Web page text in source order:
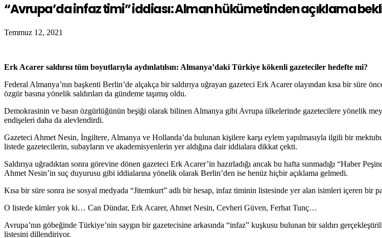
“Avrupa’da infaz timi” iddiası: Alman hükümetinden açıklama
Temmuz 12, 2021
Erk Acarer saldırısı tüm boyutlarıyla aydınlatılsın: Almanya’daki Türkiye kökenli gazeteciler hedefte mi?
Federal Almanya’nın başkenti Berlin’de alçakça bir saldırıya uğrayan gazeteci Erk Acarer olayından kısa bir süre
özgür basına yönelik saldırıları da gündeme taşımış oldu.
Demokrasinin ve basın özgürlüğünün beşiği olarak bilinen Almanya gibi Avrupa ülkelerinde gazetecilere yönelik
endişeleri daha da alevlendirdi.
Gazeteci Ahmet Nesin, İngiltere, Almanya ve Hollanda’da bulunan kişilere karşı eylem yapılmasıyla ilgili bir
listede gazetecilerin, subayların ve akademisyenlerin yer aldığına dair iddialara dikkat çekti.
Saldırıya uğradıktan sonra görevine dönen gazeteci Erk Acarer’in hazırladığı ancak bu hafta sunmadığı “Haber
Ahmet Nesin’in suç duyurusu gibi iddialarına yönelik olarak Berlin’den ise henüz hiçbir açıklama gelmedi.
Kısa bir süre sonra ise sosyal medyada “Jitemkurt” adlı bir hesap, infaz timinin listesinde yer alan isimleri içeren bir
O listede kimler yok ki… Can Dündar, Erk Acarer, Ahmet Nesin, Cevheri Güven, Ferhat Tunç…
Avrupa’nın göbeğinde Türkiye’nin saygın bir gazetecisine arkasında “infaz” kuşkusu bulunan bir saldırı
listesini dillendiriyor.